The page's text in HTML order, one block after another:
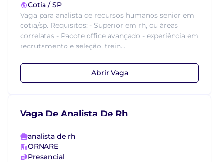
Cotia / SP
Vaga para analista de recursos humanos senior em
cotia/sp. Requisitos: - Superior em rh, ou áreas
correlatas - Pacote office avançado - experiência em
recrutamento e seleção, trein...
Abrir Vaga
Vaga De Analista De Rh
analista de rh
ORNARE
Presencial